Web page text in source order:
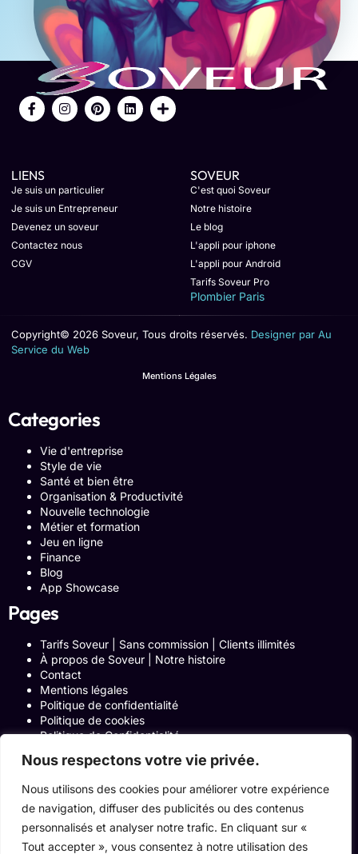
Nous respectons votre vie privée.
Nous utilisons des cookies pour améliorer votre expérience
de navigation, diffuser des publicités ou des contenus
personnalisés et analyser notre trafic. En cliquant sur «
Tout accepter », vous consentez à notre utilisation des
LIENS
Je suis un particulier
Je suis un Entrepreneur
Devenez un soveur
Contactez nous
CGV
SOVEUR
C'est quoi Soveur
Notre histoire
Le blog
L'appli pour iphone
L'appli pour Android
Tarifs Soveur Pro
Plombier Paris
Copyright© 2026 Soveur, Tous droits réservés. Designer par Au
Service du Web
Mentions Légales
Categories
Vie d'entreprise
Style de vie
Santé et bien être
Organisation & Productivité
Nouvelle technologie
Métier et formation
Jeu en ligne
Finance
Blog
App Showcase
Pages
Tarifs Soveur | Sans commission | Clients illimités
À propos de Soveur | Notre histoire
Contact
Mentions légales
Politique de confidentialité
Politique de cookies
Politique de Confidentialité
Blog
Programme Affiliation
Conditions générales d’utilisation
ACCUEIL
Onglets Zone Affilié